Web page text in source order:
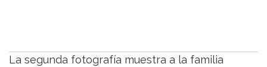
La segunda fotografía muestra a la familia